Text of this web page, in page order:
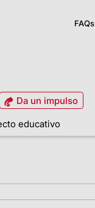
FAQs
Da un impulso
educativo